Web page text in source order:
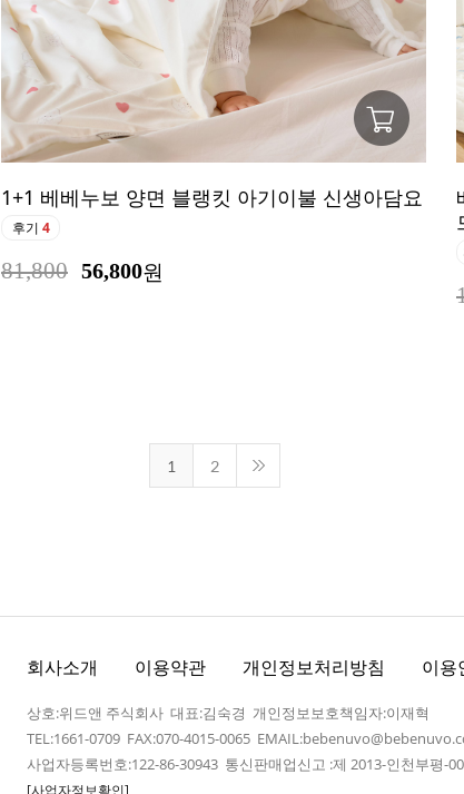
1+1 베베누보 양면 블랭킷 아기이불 신생아담요
후기 4
81,800 56,800원
1 2
회사소개 이용약관 개인정보처리방침 이용
상호:위드앤 주식회사 대표:김숙경 개인정보보호책임자:이재혁
TEL:1661-0709 FAX:070-4015-0065
사업자등록번호:122-86-30943 통신판매업신고 :제 2013-인천부평-
[사업자정보확인]